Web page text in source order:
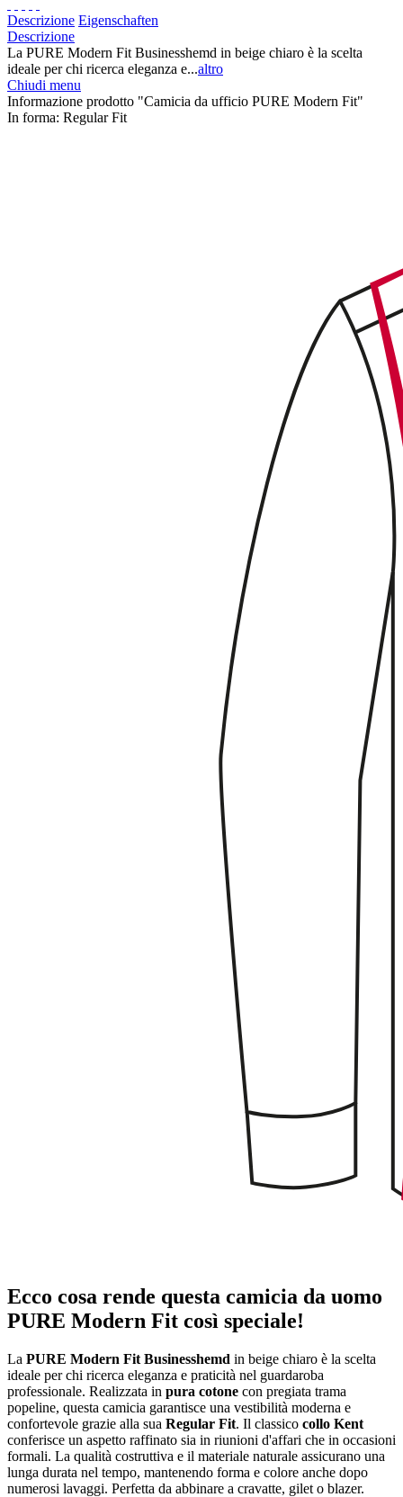
Descrizione Eigenschaften
Descrizione
La PURE Modern Fit Businesshemd in beige chiaro è la scelta
ideale per chi ricerca eleganza e...altro
Chiudi menu
Informazione prodotto "Camicia da ufficio PURE Modern Fit"
In forma: Regular Fit
Ecco cosa rende questa camicia da uomo
PURE Modern Fit così speciale!
La PURE Modern Fit Businesshemd in beige chiaro è la scelta
ideale per chi ricerca eleganza e praticità nel guardaroba
professionale. Realizzata in pura cotone con pregiata trama
popeline, questa camicia garantisce una vestibilità moderna e
confortevole grazie alla sua Regular Fit. Il classico collo Kent
conferisce un aspetto raffinato sia in riunioni d'affari che in occasioni
formali. La qualità costruttiva e il materiale naturale assicurano una
lunga durata nel tempo, mantenendo forma e colore anche dopo
numerosi lavaggi. Perfetta da abbinare a cravatte, gilet o blazer.